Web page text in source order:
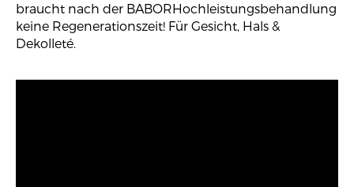
braucht nach der BABORHochleistungsbehandlung
keine Regenerationszeit! Für Gesicht, Hals &
Dekolleté.